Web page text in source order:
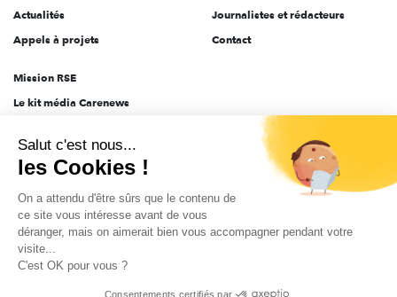
Actualités
Appels à projets
Journalistes et rédacteurs
Contact
Mission RSE
Le kit média Carenews
AEF info
Novethic
PRODURABLE
Inclusiv Day
Données personnelles Mentions légales 2025-2026 Tout droits réservés
Salut c'est nous...
les Cookies !
On a attendu d'être sûrs que le contenu de
ce site vous intéresse avant de vous
déranger, mais on aimerait bien vous accompagner pendant votre
visite...
C'est OK pour vous ?
Consentements certifiés par